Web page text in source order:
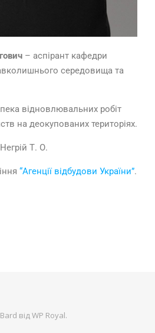
– аспірант кафедри
середовища та
відновлювальних робіт
на деокупованих територіях.
Т. О.
“Агенції відбудови України”.
відWP Royal.